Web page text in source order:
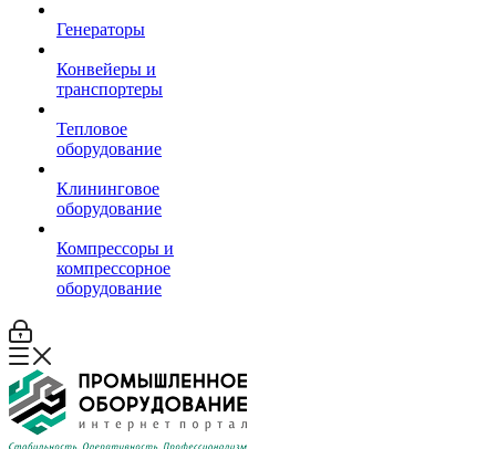
Генераторы
Конвейеры и
транспортеры
Тепловое
оборудование
Клининговое
оборудование
Компрессоры и
компрессорное
оборудование